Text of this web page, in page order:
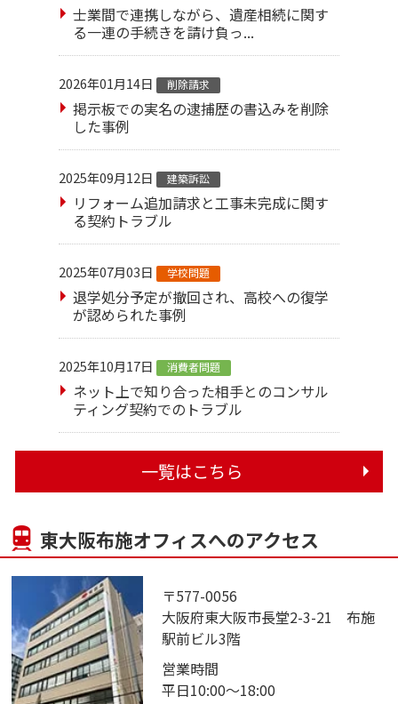
士業間で連携しながら、遺産相続に関す
る一連の手続きを請け負っ...
2026年01月14日 削除請求
掲示板での実名の逮捕歴の書込みを削除
した事例
2025年09月12日 建築訴訟
リフォーム追加請求と工事未完成に関す
る契約トラブル
2025年07月03日 学校問題
退学処分予定が撤回され、高校への復学
が認められた事例
2025年10月17日 消費者問題
ネット上で知り合った相手とのコンサル
ティング契約でのトラブル
一覧はこちら
東大阪布施オフィスへのアクセス
〒577-0056
大阪府東大阪市長堂2-3-21 布施
駅前ビル3階
営業時間
平日10:00～18:00